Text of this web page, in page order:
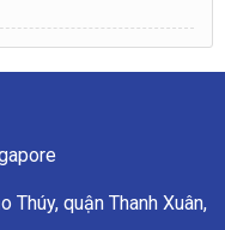
Thúy, quận Thanh Xuân,